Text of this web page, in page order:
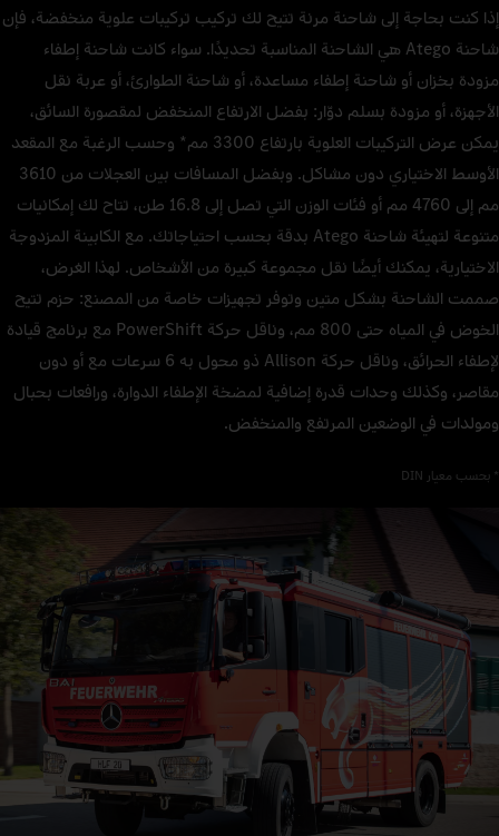
إذا كنت بحاجة إلى شاحنة مرنة تتيح لك تركيب تركيبات علوية منخفضة، فإن
شاحنة Atego هي الشاحنة المناسبة تحديدًا. سواء كانت شاحنة إطفاء
مزودة بخزان أو شاحنة إطفاء مساعدة، أو شاحنة الطوارئ، أو عربة نقل
الأجهزة، أو مزودة بسلم دوّار: بفضل الارتفاع المنخفض لمقصورة السائق،
يمكن عرض التركيبات العلوية بارتفاع 3300 مم* وحسب الرغبة مع المقعد
الأوسط الاختياري دون مشاكل. وبفضل المسافات بين العجلات من 3610
مم إلى 4760 مم أو فئات الوزن التي تصل إلى 16.8 طن، تتاح لك إمكانيات
متنوعة لتهيئة شاحنة Atego بدقة بحسب احتياجاتك. مع الكابينة المزدوجة
الاختيارية، يمكنك أيضًا نقل مجموعة كبيرة من الأشخاص. لهذا الغرض،
صممت الشاحنة بشكل متين وتوفر تجهيزات خاصة من المصنع: حزم تتيح
الخوض في المياه حتى 800 مم، وناقل حركة PowerShift مع برنامج قيادة
لإطفاء الحرائق، وناقل حركة Allison ذو محول به 6 سرعات مع أو دون
مقاصر، وكذلك وحدات قدرة إضافية لمضخة الإطفاء الدوارة، ورافعات بحبال
ومولدات في الوضعين المرتفع والمنخفض.
* بحسب معيار DIN